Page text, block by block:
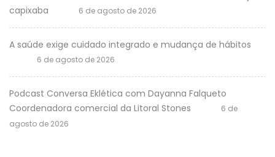
capixaba
6 de agosto de 2026
A saúde exige cuidado integrado e mudança de hábitos
6 de agosto de 2026
Podcast Conversa Eklética com Dayanna Falqueto
Coordenadora comercial da Litoral Stones
6 de
agosto de 2026